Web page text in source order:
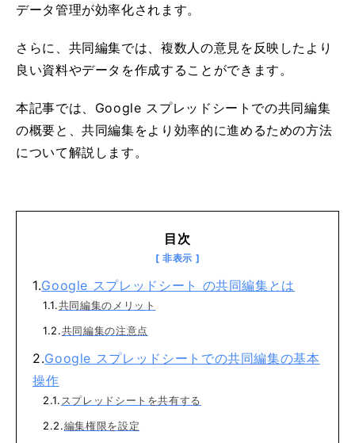
データ管理が効率化されます。
さらに、共同編集では、複数人の意見を反映したより
良い資料やデータを作成することができます。
本記事では、Google スプレッドシートでの共同編集
の概要と、共同編集をより効率的に進めるための方法
について解説します。
目次
Google スプレッドシート の共同編集とは
共同編集のメリット
共同編集の注意点
Google スプレッドシートでの共同編集の基本
操作
スプレッドシートを共有する
編集権限を設定